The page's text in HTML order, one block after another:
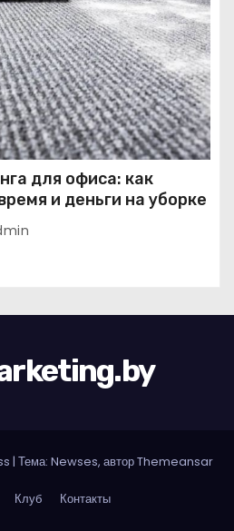
для офиса: как
и деньги на уборке
| Тема: Newses, авторThemeansar
Клуб Контакты